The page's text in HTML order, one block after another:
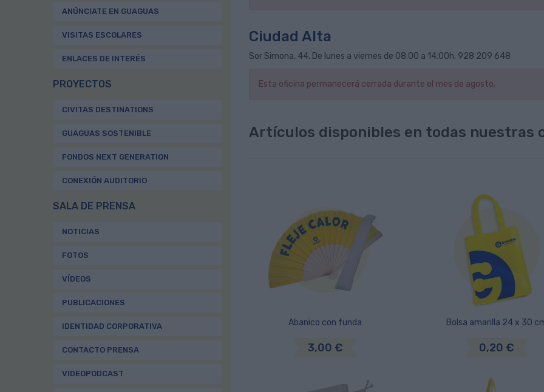
ANÚNCIATE EN GUAGUAS
VISITAS ESCOLARES
ENLACES DE INTERÉS
PROYECTOS
CIVITAS DESTINATIONS
GUAGUAS SOSTENIBLE
FONDOS NEXT GENERATION
CONEXIÓN AUDITORIO
SALA DE PRENSA
NOTICIAS
FOTOS
VÍDEOS
PUBLICACIONES
IDENTIDAD CORPORATIVA
CONTACTO PRENSA
VIDEOPODCAST
Ciudad Alta
Sor Simona, 44. De lunes a viernes de 08:00 a 14:00h. 928 209 648
Esta oficina permanecerá cerrada durante el mes de agosto.
Artículos disponibles en todas nuestras
Abanico con funda
3,00 €
Bolsa amarilla 24 x 30
0,20 €